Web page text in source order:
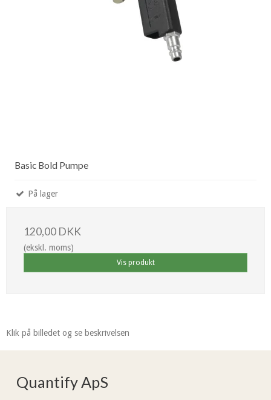
Basic Bold Pumpe
På lager
120,00 DKK
(ekskl. moms)
Vis produkt
Klik på billedet og se beskrivelsen
Quantify ApS